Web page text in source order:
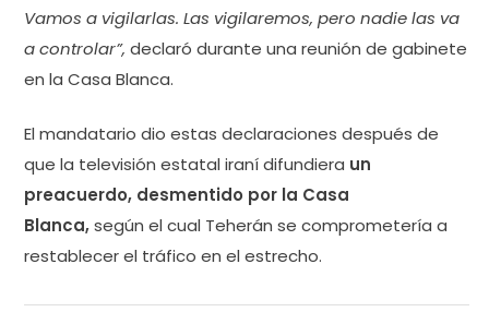
Vamos a vigilarlas. Las vigilaremos, pero nadie las va
a controlar”, declaró durante una reunión de gabinete
en la Casa Blanca.
El mandatario dio estas declaraciones después de
que la televisión estatal iraní difundiera un
preacuerdo, desmentido por la Casa
Blanca,según el cual Teherán se comprometería a
restablecer el tráfico en el estrecho.